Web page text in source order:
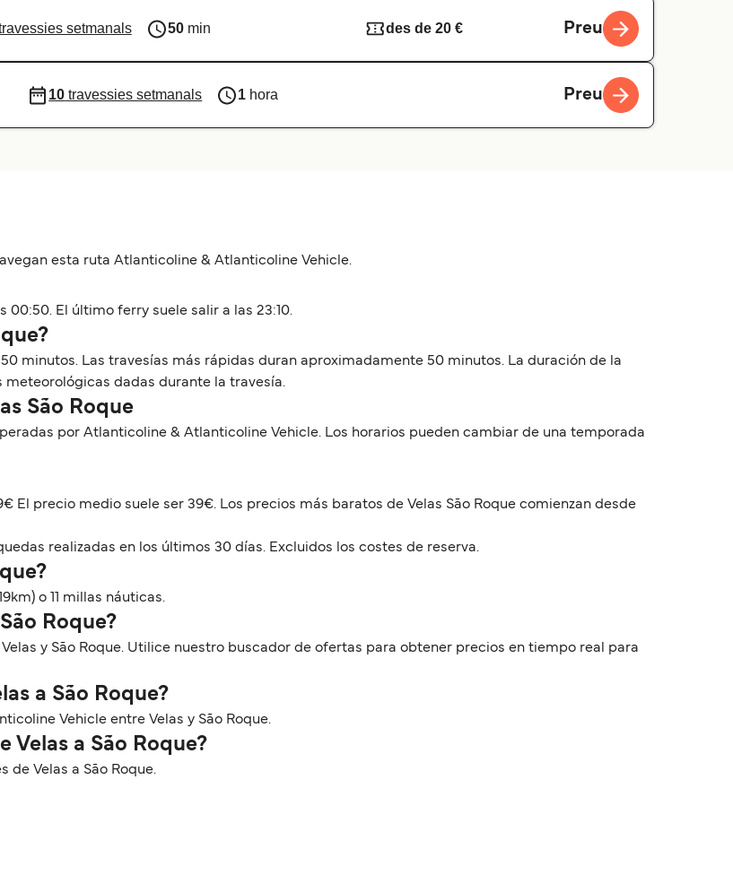
setmanals 50min des de 20 € Preu
10 travessies setmanals 1 hora Preu
esta ruta Atlanticoline & Atlanticoline Vehicle.
00:50. El último ferry suele salir a las 23:10.
minutos. Las travesías más rápidas duran aproximadamente 50 minutos. La duración de la
dadas durante la travesía.
São Roque
por Atlanticoline & Atlanticoline Vehicle. Los horarios pueden cambiar de una temporada
El precio medio suele ser 39€. Los precios más baratos de Velas São Roque comienzan desde
realizadas en los últimos 30 días. Excluidos los costes de reserva.
o 11 millas náuticas.
Roque?
y São Roque. Utilice nuestro buscador de ofertas para obtener precios en tiempo real para
a São Roque?
Vehicle entre Velas y São Roque.
Velas a São Roque?
Velas a São Roque.